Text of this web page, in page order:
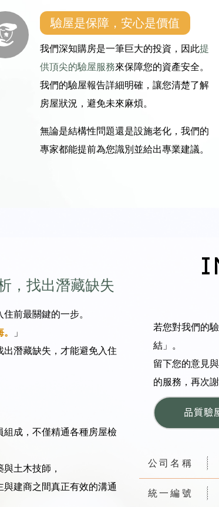
驗屋是保障，安心是價值
我們深知購房是一筆巨大的投資，因此提
供頂尖的驗屋服務來保障您的資產安全。
我們的驗屋報告詳細明確，讓您清楚了解
房屋狀況，避免未來麻煩。
無論是結構性問題還是設施老化，我們的
專家都能提前為您識別並給出專業建議。
I
若您對我們的
結」。
留下您的意見
的服務，再次
品質驗
公司名稱
統一編號
，找出潛藏缺失
前最關鍵的一步。
」
潛藏缺失，才能避免入住
成，不僅精通各種房屋檢
土木技師，
與建商之間真正有效的溝通